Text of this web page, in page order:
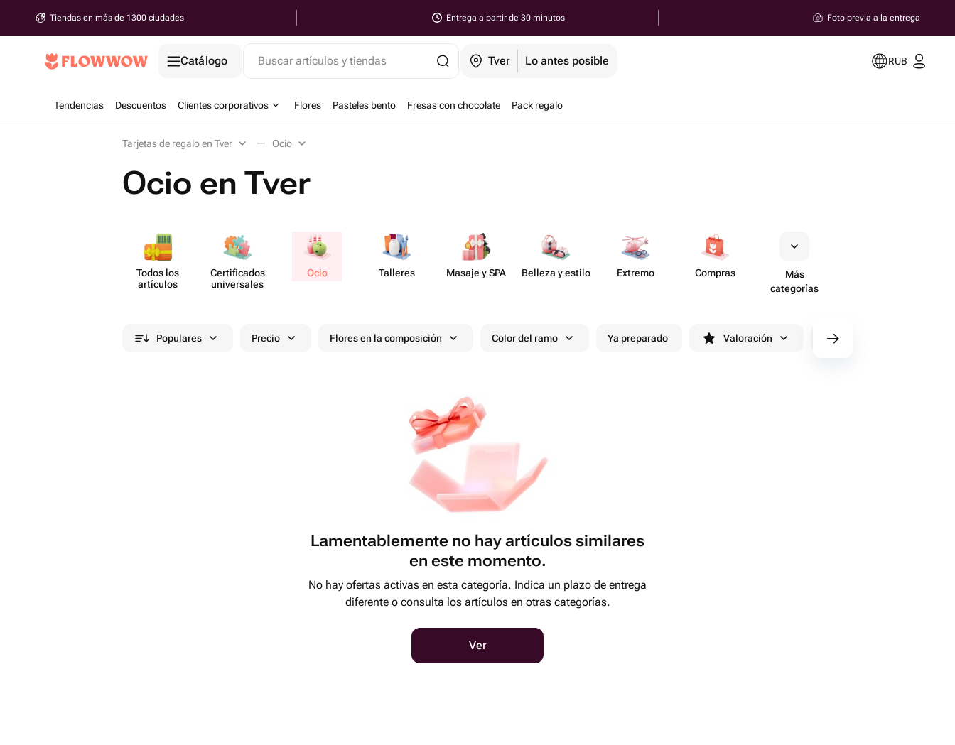
Tiendas en más de 1300 ciudades Entrega a partir de 30 minutos Foto previa a la entrega
Catálogo Buscar artículos y tiendas Tver Lo antes posible RUB
Tendencias Descuentos Clientes corporativos Flores Pasteles bento Fresas con chocolate Pack regalo
Tarjetas de regalo en Tver Ocio
Ocio en Tver
Todos los
artículos
Certif​icados
unive​rsales
Ocio Talleres Masaje y SPA Belleza y estilo Extremo Compras
Más
categorías
Populares Precio Flores en la composición Color del ramo Ya preparado Valoración Entrega antes de 90 minutos
Lamentablemente no hay artículos similares
en este momento.
No hay ofertas activas en esta categoría. Indica un plazo de entrega
diferente o consulta los artículos en otras categorías.
Ver